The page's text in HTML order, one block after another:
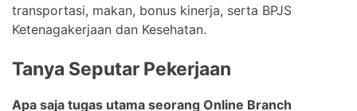
transportasi, makan, bonus kinerja, serta BPJS
Ketenagakerjaan dan Kesehatan.
Tanya Seputar Pekerjaan
Apa saja tugas utama seorang Online Branch